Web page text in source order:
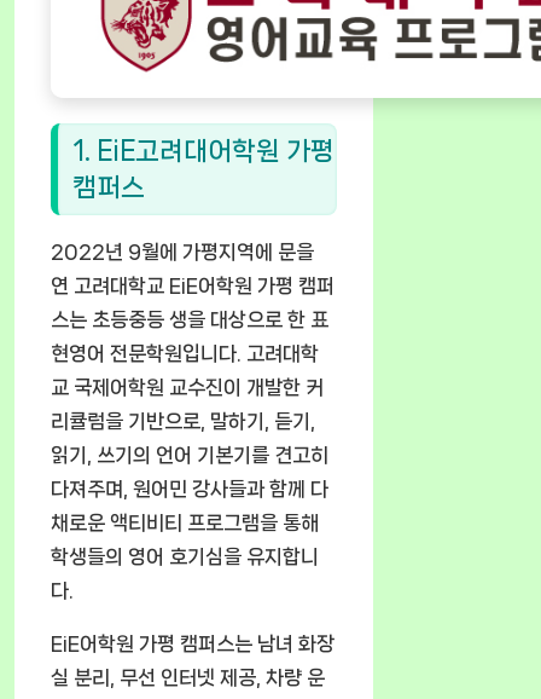
1. EiE고려대어학원 가평
캠퍼스
2022년 9월에 가평지역에 문을
연 고려대학교 EiE어학원 가평 캠퍼
스는 초등중등 생을 대상으로 한 표
현영어 전문학원입니다. 고려대학
교 국제어학원 교수진이 개발한 커
리큘럼을 기반으로, 말하기, 듣기,
읽기, 쓰기의 언어 기본기를 견고히
다져주며, 원어민 강사들과 함께 다
채로운 액티비티 프로그램을 통해
학생들의 영어 호기심을 유지합니
다.
EiE어학원 가평 캠퍼스는 남녀 화장
실 분리, 무선 인터넷 제공, 차량 운